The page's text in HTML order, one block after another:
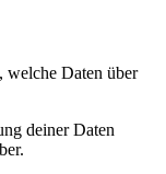
Daten über
deiner Daten